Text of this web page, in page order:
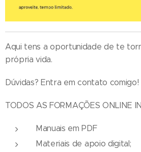
Aqui tens a oportunidade de te
própria vida.
Dúvidas? Entra em contato comigo!
TODOS AS FORMAÇÕES ONLINE
Manuais em PDF
Materiais de apoio digital;